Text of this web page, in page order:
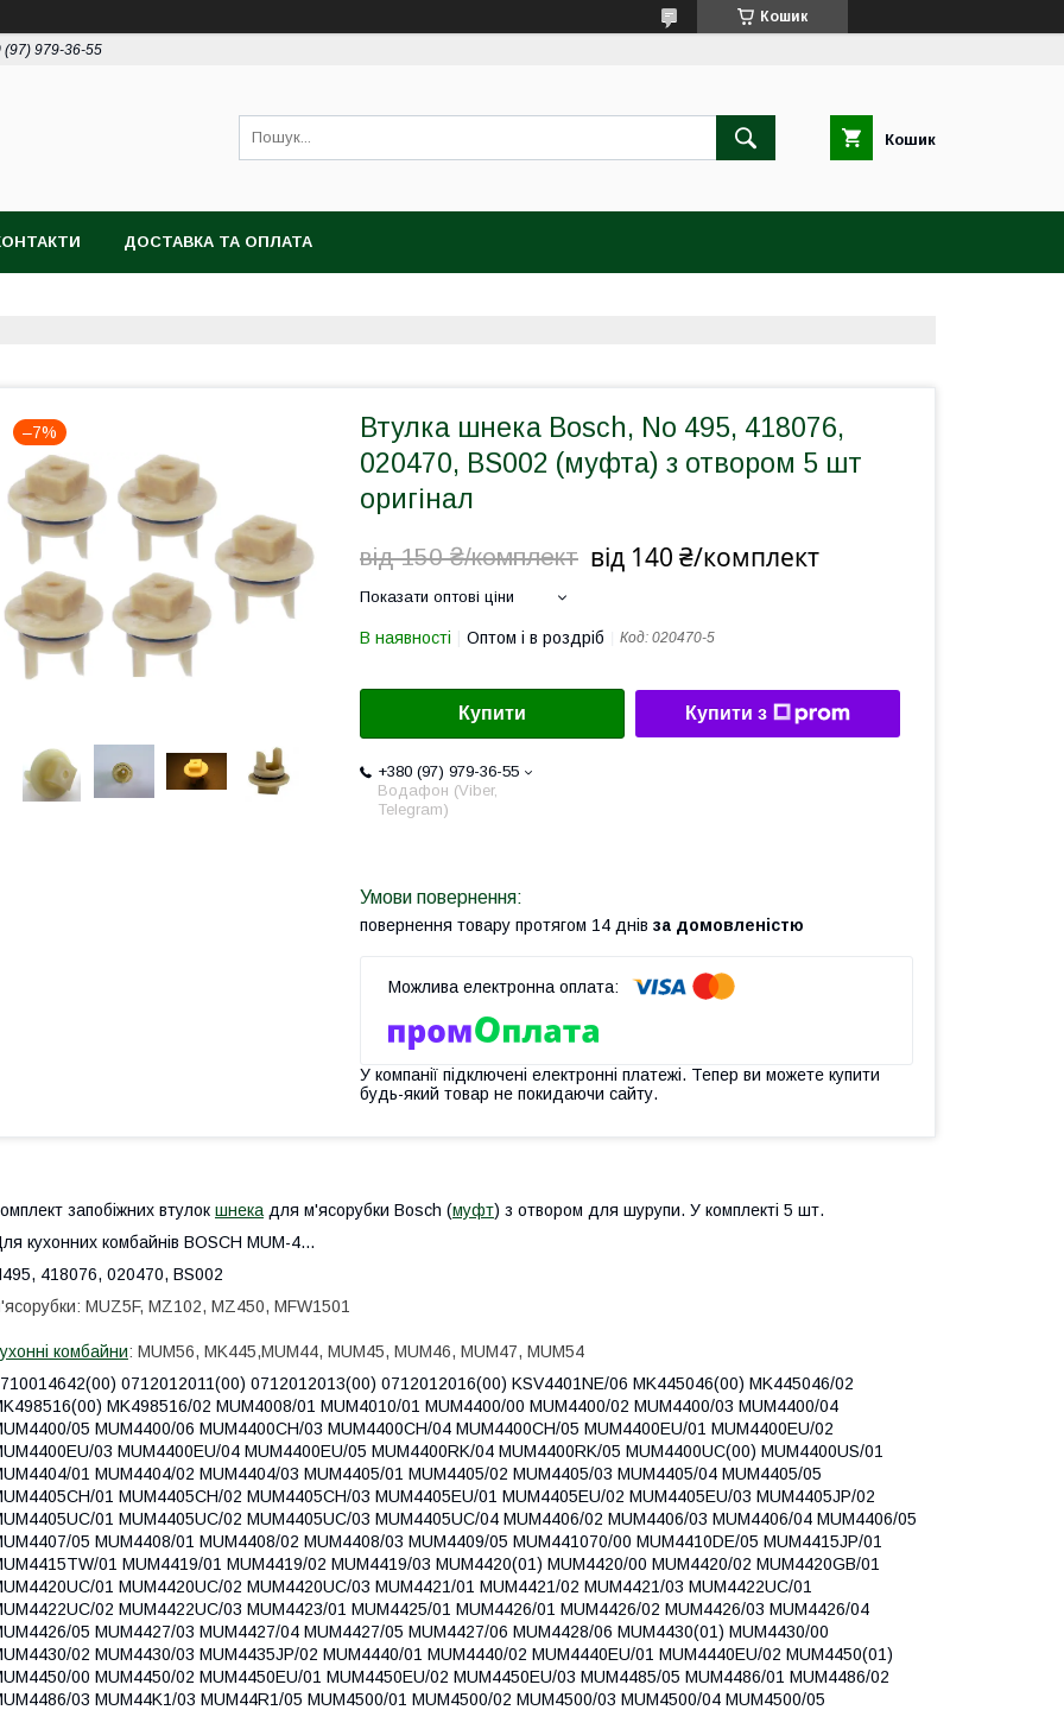
Кошик
(97) 979-36-55
Кошик
ДОСТАВКА ТА ОПЛАТА
–7%
Втулка шнека Bosch, No 495, 418076,
020470, BS002 (муфта) з отвором 5 шт
оригінал
від 150 ₴/комплект від 140 ₴/комплект
Показати оптові ціни
В наявності Оптом і в роздріб Код: 020470-5
Купити Купити з
+380 (97) 979-36-55
Водафон (Viber,
Telegram)
повернення товару протягом 14 днів за домовленістю
У компанії підключені електронні платежі. Тепер ви можете купити
будь-який товар не покидаючи сайту.
запобіжних втулок шнека для м'ясорубки Bosch (муфт) з отвором для шурупи. У комплекті 5 шт.
кухонних комбайнів BOSCH MUM-4...
418076, 020470, BS002
MUZ5F, MZ102, MZ450, MFW1501
комбайни: MUM56, MK445,MUM44, MUM45, MUM46, MUM47, MUM54
0712012011(00) 0712012013(00) 0712012016(00) KSV4401NE/06 MK445046(00) MK445046/02
MK498516/02 MUM4008/01 MUM4010/01 MUM4400/00 MUM4400/02 MUM4400/03 MUM4400/04
05 MUM4400/06 MUM4400CH/03 MUM4400CH/04 MUM4400CH/05 MUM4400EU/01 MUM4400EU/02
03 MUM4400EU/04 MUM4400EU/05 MUM4400RK/04 MUM4400RK/05 MUM4400UC(00) MUM4400US/01
01 MUM4404/02 MUM4404/03 MUM4405/01 MUM4405/02 MUM4405/03 MUM4405/04 MUM4405/05
01 MUM4405CH/02 MUM4405CH/03 MUM4405EU/01 MUM4405EU/02 MUM4405EU/03 MUM4405JP/02
01 MUM4405UC/02 MUM4405UC/03 MUM4405UC/04 MUM4406/02 MUM4406/03 MUM4406/04 MUM4406/05
05 MUM4408/01 MUM4408/02 MUM4408/03 MUM4409/05 MUM441070/00 MUM4410DE/05 MUM4415JP/01
01 MUM4419/01 MUM4419/02 MUM4419/03 MUM4420(01) MUM4420/00 MUM4420/02 MUM4420GB/01
01 MUM4420UC/02 MUM4420UC/03 MUM4421/01 MUM4421/02 MUM4421/03 MUM4422UC/01
02 MUM4422UC/03 MUM4423/01 MUM4425/01 MUM4426/01 MUM4426/02 MUM4426/03 MUM4426/04
05 MUM4427/03 MUM4427/04 MUM4427/05 MUM4427/06 MUM4428/06 MUM4430(01) MUM4430/00
02 MUM4430/03 MUM4435JP/02 MUM4440/01 MUM4440/02 MUM4440EU/01 MUM4440EU/02 MUM4450(01)
00 MUM4450/02 MUM4450EU/01 MUM4450EU/02 MUM4450EU/03 MUM4485/05 MUM4486/01 MUM4486/02
03 MUM44K1/03 MUM44R1/05 MUM4500/01 MUM4500/02 MUM4500/03 MUM4500/04 MUM4500/05